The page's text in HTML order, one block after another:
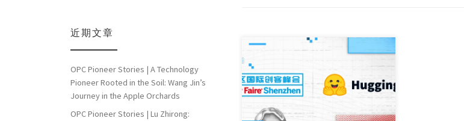
What happens when one of the
world’s most ac […]
近期文章
OPC Pioneer Stories | A Technology
Pioneer Rooted in the Soil: Wang Jin’s
Journey in the Apple Orchards
OPC Pioneer Stories | Lu Zhirong: